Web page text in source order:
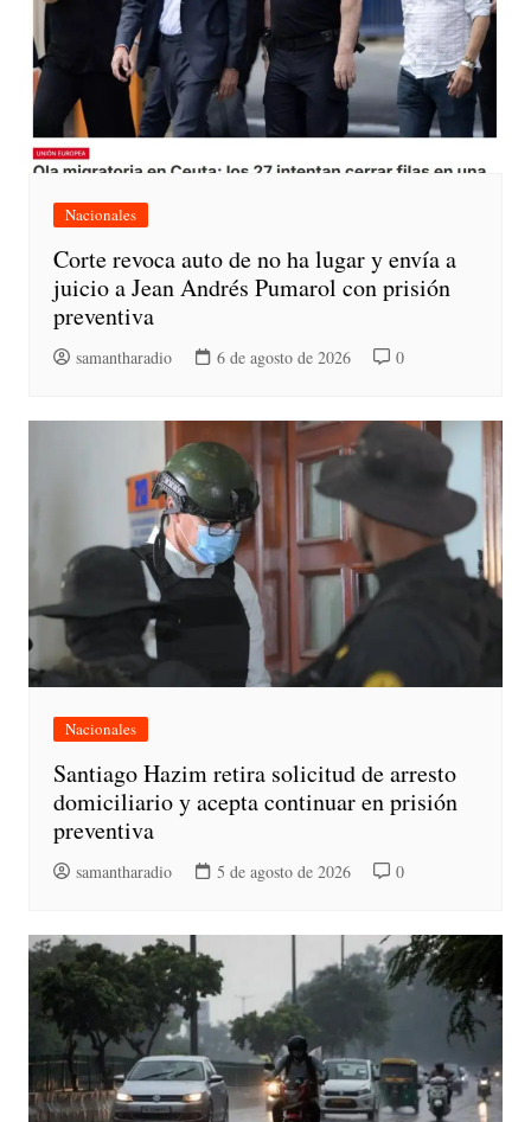
Nacionales
Corte revoca auto de no ha lugar y envía a
juicio a Jean Andrés Pumarol con prisión
preventiva
samantharadio 6 de agosto de 2026 0
Nacionales
Santiago Hazim retira solicitud de arresto
domiciliario y acepta continuar en prisión
preventiva
samantharadio 5 de agosto de 2026 0